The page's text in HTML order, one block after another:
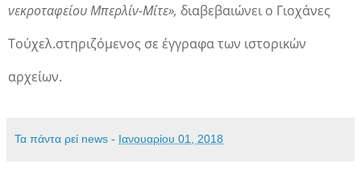
νεκροταφείου Μπερλίν-Μίτε», διαβεβαιώνει ο Γιοχάνες
Τούχελ.στηριζόμενος σε έγγραφα των ιστορικών
αρχείων.
Τα πάντα ρεί news - Ιανουαρίου 01, 2018